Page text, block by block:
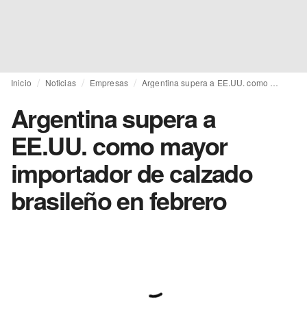
Inicio Noticias Empresas
Argentina supera a
EE.UU. como mayor
importador de calzado
brasileño en febrero